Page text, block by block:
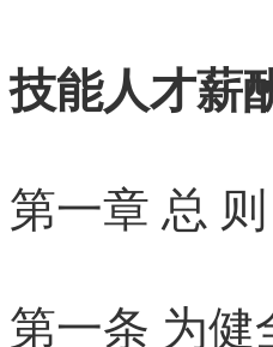
技能人才薪
第一章 总 则
第一条 为健